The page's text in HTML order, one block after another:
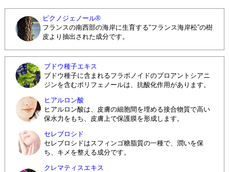
ピクノジェノール®
フランスの南西部の海岸に生育する“フランス海岸松”の樹
皮より抽出された成分です。
ブドウ種子エキス
ブドウ種子に含まれるフラボノイドのプロアントシアニ
ジンを含むポリフェノールは、抗酸化作用があります。
ヒアルロン酸
ヒアルロン酸は、皮膚の細胞間を埋める接合物質で高い
保水力をもち、皮膚上で保護膜を形成します。
セレブロシド
セレブロシドはスフィンゴ糖脂質の一種で、潤いを保
ち、キメを整える成分です。
クレマティスエキス